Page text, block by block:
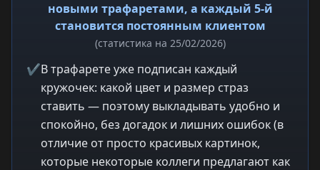
новыми трафаретами, а каждый 5-й
становится постоянным клиентом
(статистика на 25/02/2026)
✔В трафарете уже подписан каждый
кружочек: какой цвет и размер страз
ставить — поэтому выкладывать удобно и
спокойно, без догадок и лишних ошибок (в
отличие от просто красивых картинок,
которые некоторые коллеги предлагают как